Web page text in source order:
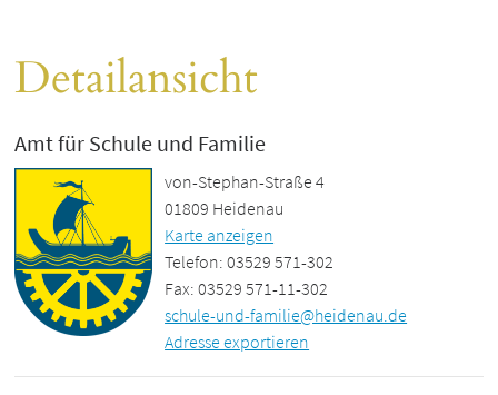
Detailansicht
Amt für Schule und Familie
von-Stephan-Straße 4
01809 Heidenau
Karte anzeigen
Telefon: 03529 571-302
Fax: 03529 571-11-302
schule-und-familie@heidenau.de
Adresse exportieren